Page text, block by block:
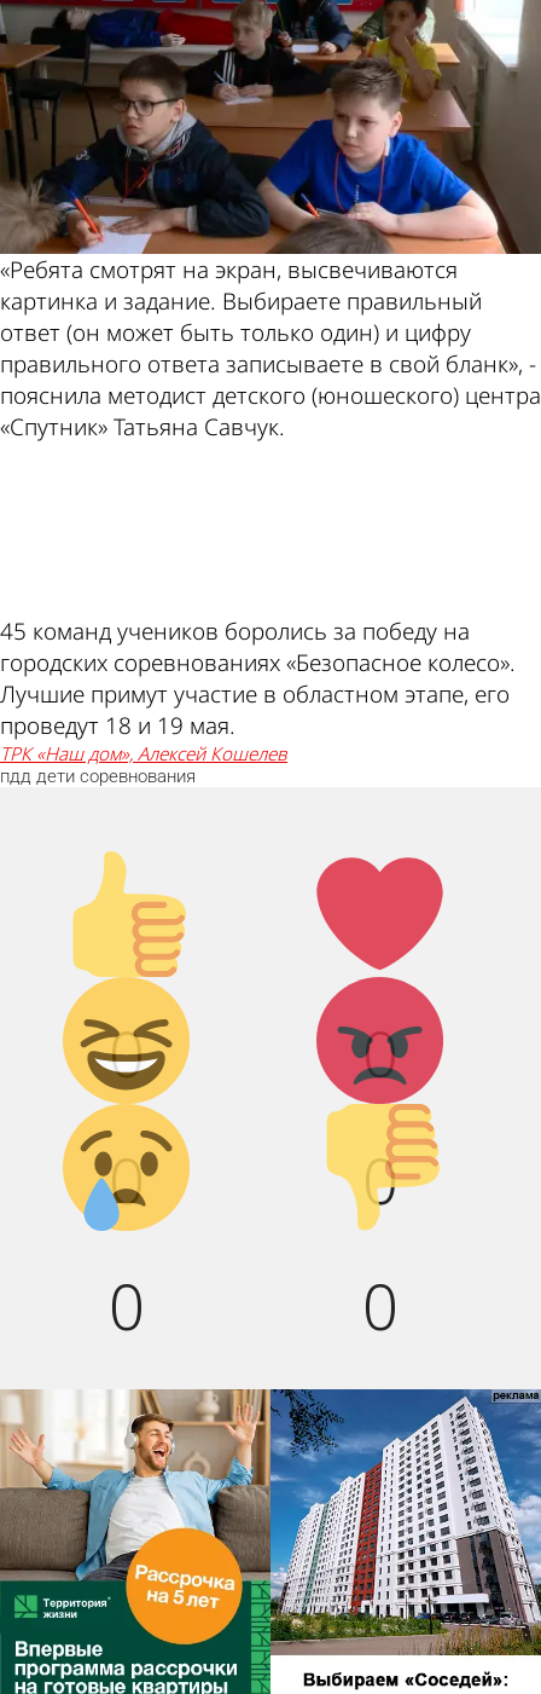
«Ребята смотрят на экран, высвечиваются
картинка и задание. Выбираете правильный
ответ (он может быть только один) и цифру
правильного ответа записываете в свой бланк», -
пояснила методист детского (юношеского) центра
«Спутник» Татьяна Савчук.
45 команд учеников боролись за победу на
городских соревнованиях «Безопасное колесо».
Лучшие примут участие в областном этапе, его
проведут 18 и 19 мая.
ТРК «Наш дом», Алексей Кошелев
пдд дети соревнования
Палец
вверх!
0
Лайк!
0
Дикий
смех!
0
Агрессия!
0
Грусть :(
0
Палец
вниз!
0